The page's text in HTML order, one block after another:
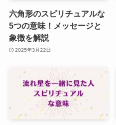
六角形のスピリチュアルな
5つの意味！メッセージと
象徴を解説
2025年3月22日